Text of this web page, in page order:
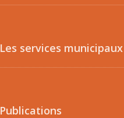
Les services municipaux
Publications